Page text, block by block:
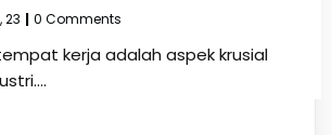
23 | 0 Comments
kerja adalah aspek krusial